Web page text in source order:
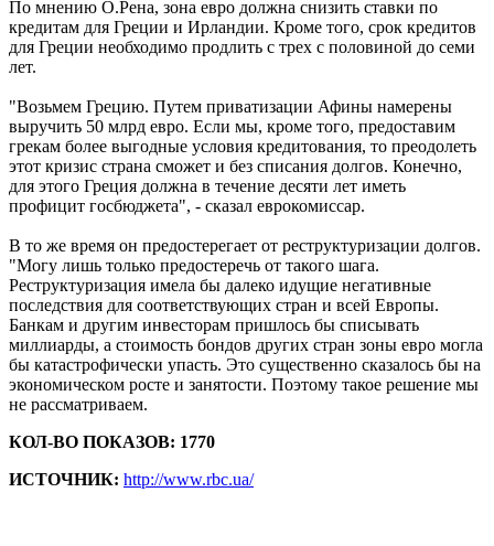
По мнению О.Рена, зона евро должна снизить ставки по
кредитам для Греции и Ирландии. Кроме того, срок кредитов
для Греции необходимо продлить с трех с половиной до семи
лет.
"Возьмем Грецию. Путем приватизации Афины намерены
выручить 50 млрд евро. Если мы, кроме того, предоставим
грекам более выгодные условия кредитования, то преодолеть
этот кризис страна сможет и без списания долгов. Конечно,
для этого Греция должна в течение десяти лет иметь
профицит госбюджета", - сказал еврокомиссар.
В то же время он предостерегает от реструктуризации долгов.
"Могу лишь только предостеречь от такого шага.
Реструктуризация имела бы далеко идущие негативные
последствия для соответствующих стран и всей Европы.
Банкам и другим инвесторам пришлось бы списывать
миллиарды, а стоимость бондов других стран зоны евро могла
бы катастрофически упасть. Это существенно сказалось бы на
экономическом росте и занятости. Поэтому такое решение мы
не рассматриваем.
КОЛ-ВО ПОКАЗОВ: 1770
ИСТОЧНИК: http://www.rbc.ua/